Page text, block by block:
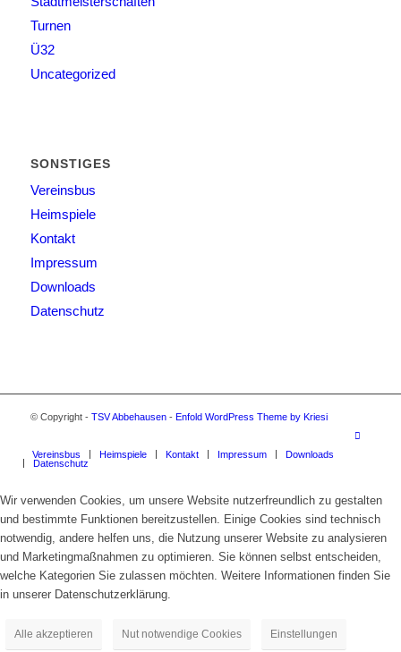
Turnen
Ü32
Uncategorized
SONSTIGES
Vereinsbus
Heimspiele
Kontakt
Impressum
Downloads
Datenschutz
© Copyright - TSV Abbehausen- Enfold WordPress Theme by Kriesi
Vereinsbus Heimspiele Kontakt Impressum
Downloads
Datenschutz
Wir verwenden Cookies, um unsere Website nutzerfreundlich zu gestalten
und bestimmte Funktionen bereitzustellen. Einige Cookies sind technisch
notwendig, andere helfen uns, die Nutzung unserer Website zu analysieren
und Marketingmaßnahmen zu optimieren. Sie können selbst entscheiden,
welche Kategorien Sie zulassen möchten. Weitere Informationen finden Sie
in unserer Datenschutzerklärung.
Alle akzeptieren Nut notwendige Cookies Einstellungen